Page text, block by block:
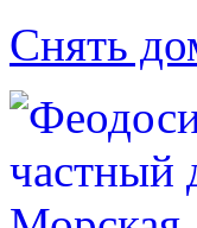
Снять